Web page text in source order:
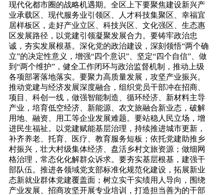
现代化都市圈的战略机遇期。全区上下要聚焦建设新兴产
业承载区、现代服务业引领区、人才科技集聚区、幸福宜
居样板区，走好产业立区、科技兴区、文化强区、生态惠
区发展路径，以党建引领凝聚发展合力。要铸牢政治忠
诚，夯实发展根基。深化党的政治建设，深刻领悟“两个确
立”的决定性意义，增强“四个意识”、坚定“四个自信”、做
到“两个维护”，健全工作闭环与政治监督机制，推动上级
各项部署落地落实。要聚力高质量发展，攻坚产业振兴。
推动党建与经济发展深度融合，组织党员干部冲在招商、
项目、科创一线，做强智能制造、循环经济、新材料主导
产业，培育低空经济、新能源、农文旅融合新业态，破解
用地、融资、用工等企业发展难题。要站稳人民立场，增
进民生福祉。以党建赋能基层治理，持续推进城市更新，
补齐养老、托育、医疗、教育服务短板；依托党建助推乡
村振兴，壮大村级集体经济、盘活乡村文旅资源；做细网
格治理，常态化化解群众诉求。要夯实基层根基，建强干
部队伍。推进各领域党支部标准化规范化建设，拓展新业
态新就业群体党建覆盖面；树立实干实绩用人导向，围绕
产业发展、招商攻坚开展专业培训，打造担当善为的干部